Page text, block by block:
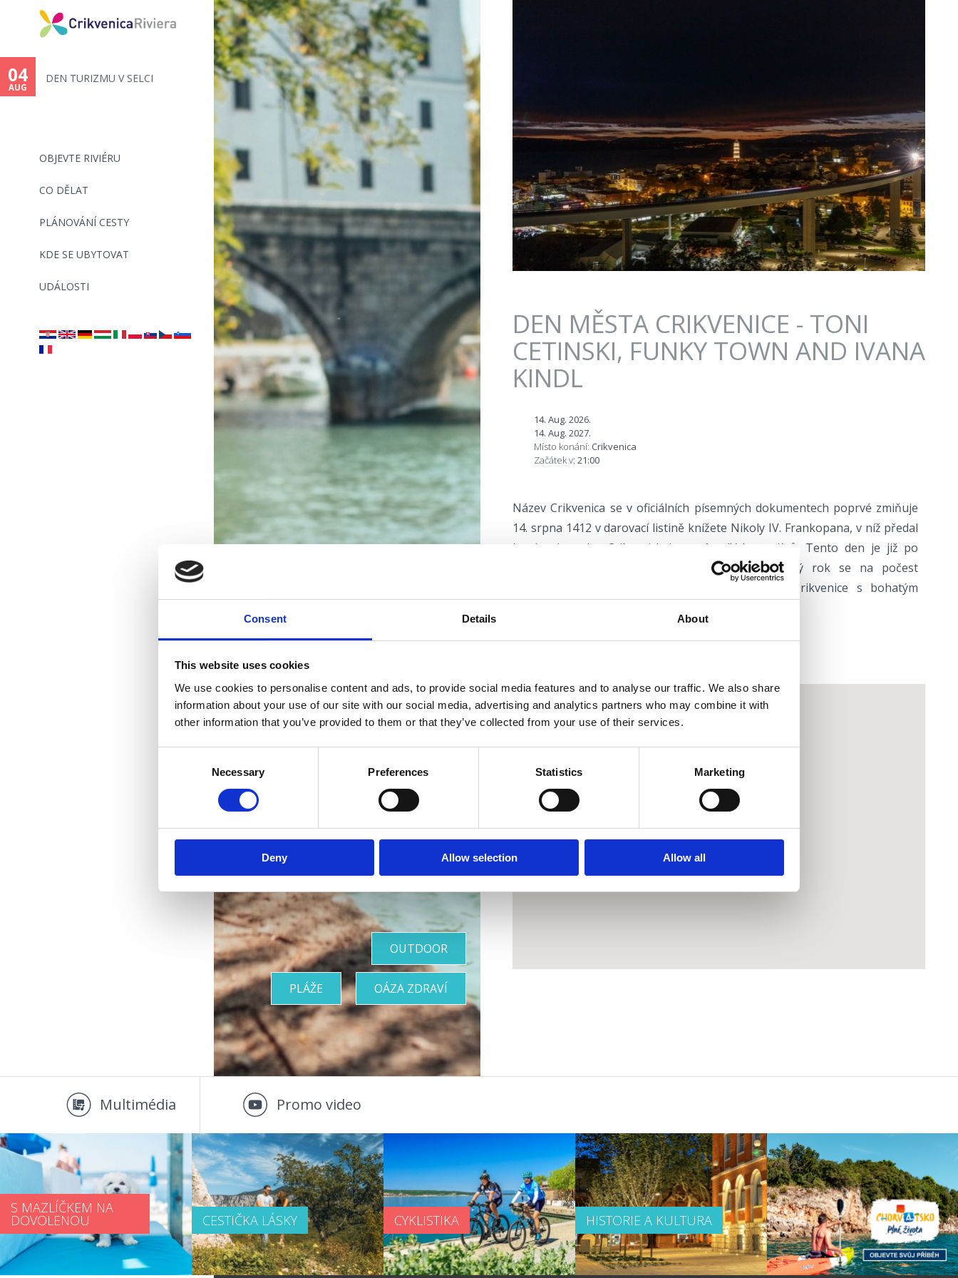
Consent Details About
This website uses cookies
We use cookies to personalise content and ads, to provide social media features and to analyse our traffic. We also share
information about your use of our site with our social media, advertising and analytics partners who may combine it with
other information that you’ve provided to them or that they’ve collected from your use of their services.
Necessary Preferences Statistics Marketing
Deny Allow selection Allow all
Jump to navigation
OBJEVTE RIVIÉRU
CO DĚLAT
PLÁNOVÁNÍ CESTY
KDE SE UBYTOVAT
UDÁLOSTI
15
AUG
116. ŠILO-CRIKVENICA - PLAVECK...
DEN MĚSTA CRIKVENICE - TONI
CETINSKI, FUNKY TOWN AND IVANA
KINDL
14. Aug. 2026.
14. Aug. 2027.
Místo konání: Crikvenica
Začátek v: 21:00
Název Crikvenica se v oficiálních písemných dokumentech poprvé zmiňuje
14. srpna 1412 v darovací listině knížete Nikoly IV. Frankopana, v níž předal
hrad a kostel v Crikvenici do správy řádu pavlínů. Tento den je již po
desetiletí vyhrazen jako narozeniny města. Každý rok se na počest
Crikvenice v tomto týdnu pořádají Dny města Crikvenice s bohatým
Vaše dokonalá
oáza
OUTDOOR
OÁZA ZDRAVÍ
PLÁŽE
Multimédia Promo video
S MAZLÍČKEM NA
DOVOLENOU CESTIČKA LÁSKY CYKLISTIKA HISTORIE A KULTURA